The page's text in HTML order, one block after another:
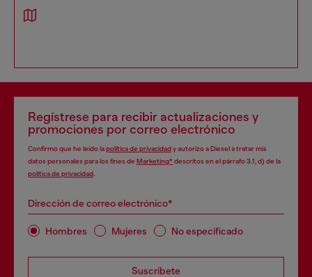
Regístrese para recibir actualizaciones y
promociones por correo electrónico
Confirmo que he leído lapolítica de privacidady autorizo a Diesel a tratar mis
datos personales para los fines de Marketing*descritos en el párrafo 3.1, d) de la
política de privacidad
Dirección de correo electrónico*
Hombres Mujeres No especificado
Suscríbete